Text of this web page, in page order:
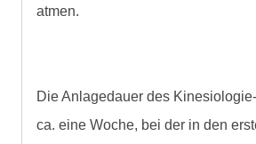
atmen.
Die Anlagedauer des
ca. eine Woche, bei der in den